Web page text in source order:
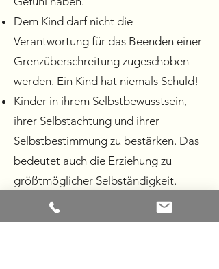
Dem Kind darf nicht die
Verantwortung für das Beenden einer
Grenzüberschreitung zugeschoben
werden. Ein Kind hat niemals Schuld!
Kinder in ihrem Selbstbewusstsein,
ihrer Selbstachtung und ihrer
Selbstbestimmung zu bestärken. Das
bedeutet auch die Erziehung zu
größtmöglicher Selbständigkeit.
Eine altersangemessene
Sexualaufklärung wirkt präventiv!